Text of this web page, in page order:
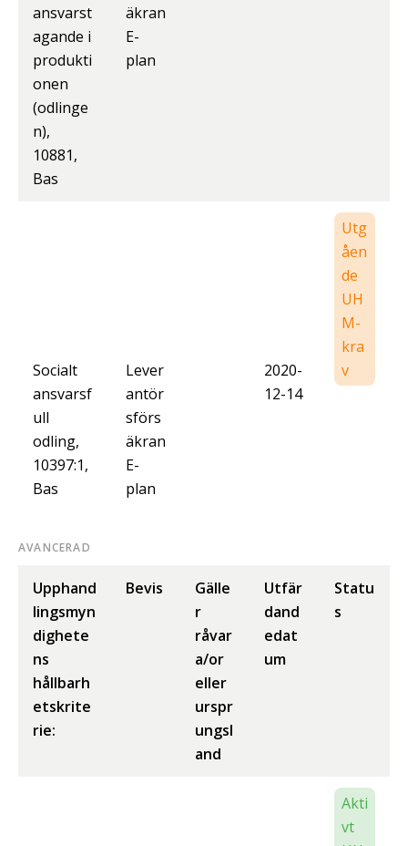
ansvarst
agande i
produkti
onen
(odlinge
n),
10881,
Bas
äkran
E-
plan
Socialt
ansvarsf
ull
odling,
10397:1,
Bas
Lever
antör
sförs
äkran
E-
plan
2020-
12-14
Utg
åen
de
UH
M-
kra
v
AVANCERAD
Upphand
lingsmyn
dighete
ns
hållbarh
etskrite
rie:
Bevis
Gälle
r
råvar
a/or
eller
urspr
ungsl
and
Utfär
dand
edat
um
Statu
s
Akti
vt